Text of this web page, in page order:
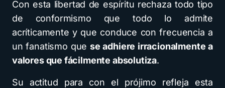
Con esta libertad de espíritu rechaza todo tipo
de conformismo que todo lo admite
acríticamente y que conduce con frecuencia a
un fanatismo que se adhiere irracionalmente a
valores que fácilmente absolutiza.
Su actitud para con el prójimo refleja esta